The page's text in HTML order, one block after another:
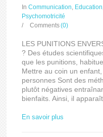
InCommunication, Education
Psychomotricité
/
Comments(0)
LES PUNITIONS
? Des études
que les punitions,
Mettre au coin un
personnes Sont des
plutôt négatives
bienfaits. Ainsi, il
En savoir plus